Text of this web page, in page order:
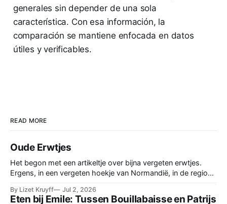
generales sin depender de una sola
característica. Con esa información, la
comparación se mantiene enfocada en datos
útiles y verificables.
READ MORE
Oude Erwtjes
Het begon met een artikeltje over bijna vergeten erwtjes.
Ergens, in een vergeten hoekje van Normandië, in de regio
Maar hoe ze smaakten, dat las ik niet. Dus bestelde ik het
By Lizet Kruyff Jul 2, 2026
Eten bij Emile: Tussen Bouillabaisse en Patrijs